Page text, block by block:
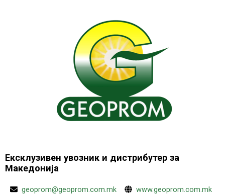
Ексклузивен увозник и дистрибутер за
Македонија
geoprom@geoprom.com.mk
www.geoprom.com.mk